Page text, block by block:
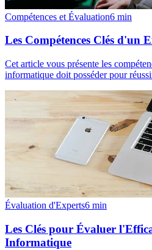
Compétences et Évaluation6 min
Les Compétences Clés d'un
Cet article vous présente les
informatique doit posséder pour
Évaluation d'Experts6 min
Les Clés pour Évaluer
Informatique